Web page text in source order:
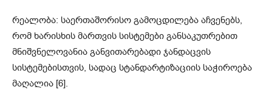
რეალობა: საერთაშორისო გამოცდილება აჩვენებს,
რომ ხარისხის მართვის სისტემები განსაკუთრებით
მნიშვნელოვანია განვითარებადი ჯანდაცვის
სისტემებისთვის, სადაც სტანდარტიზაციის საჭიროება
მაღალია [6].